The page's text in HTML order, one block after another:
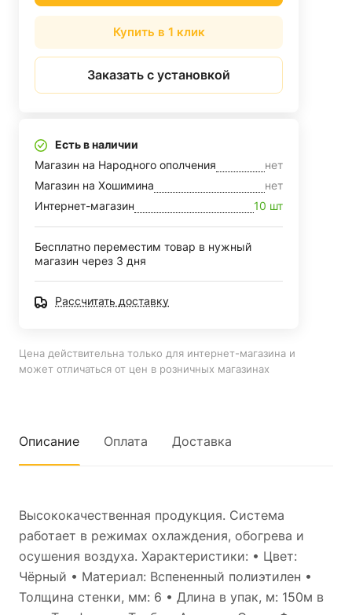
Купить в 1 клик
Заказать с установкой
Есть в наличии
Магазин на Народного ополчения
нет
Магазин на Хошимина
нет
Интернет-магазин
10 шт
Бесплатно переместим товар в нужный
магазин через 3 дня
Рассчитать доставку
Цена действительна только для интернет-магазина и
может отличаться от цен в розничных магазинах
Описание Оплата Доставка
Высококачественная продукция. Система
работает в режимах охлаждения, обогрева и
осушения воздуха. Характеристики: • Цвет:
Чёрный • Материал: Вспененный полиэтилен •
Толщина стенки, мм: 6 • Длина в упак, м: 150м в